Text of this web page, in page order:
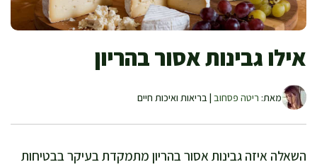
אילו גבינות אסור בהריון
מאת: ריטה פסחוב | בריאות ואיכות חיים
השאלה איזה גבינות אסור בהריון מתמקדת בעיקר בבטיחות